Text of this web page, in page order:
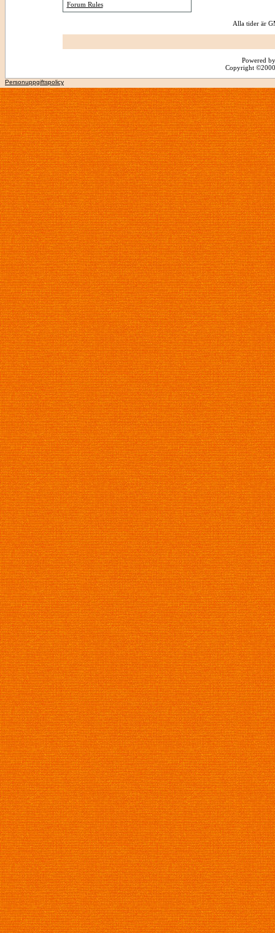
Forum Rules
Alla tider är
Powered
Copyright
Personuppgiftspolicy